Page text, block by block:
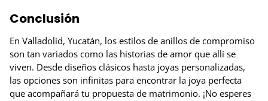
Conclusión
En Valladolid, Yucatán, los estilos de anillos de compromiso
son tan variados como las historias de amor que allí se
viven. Desde diseños clásicos hasta joyas personalizadas,
las opciones son infinitas para encontrar la joya perfecta
que acompañará tu propuesta de matrimonio. ¡No esperes